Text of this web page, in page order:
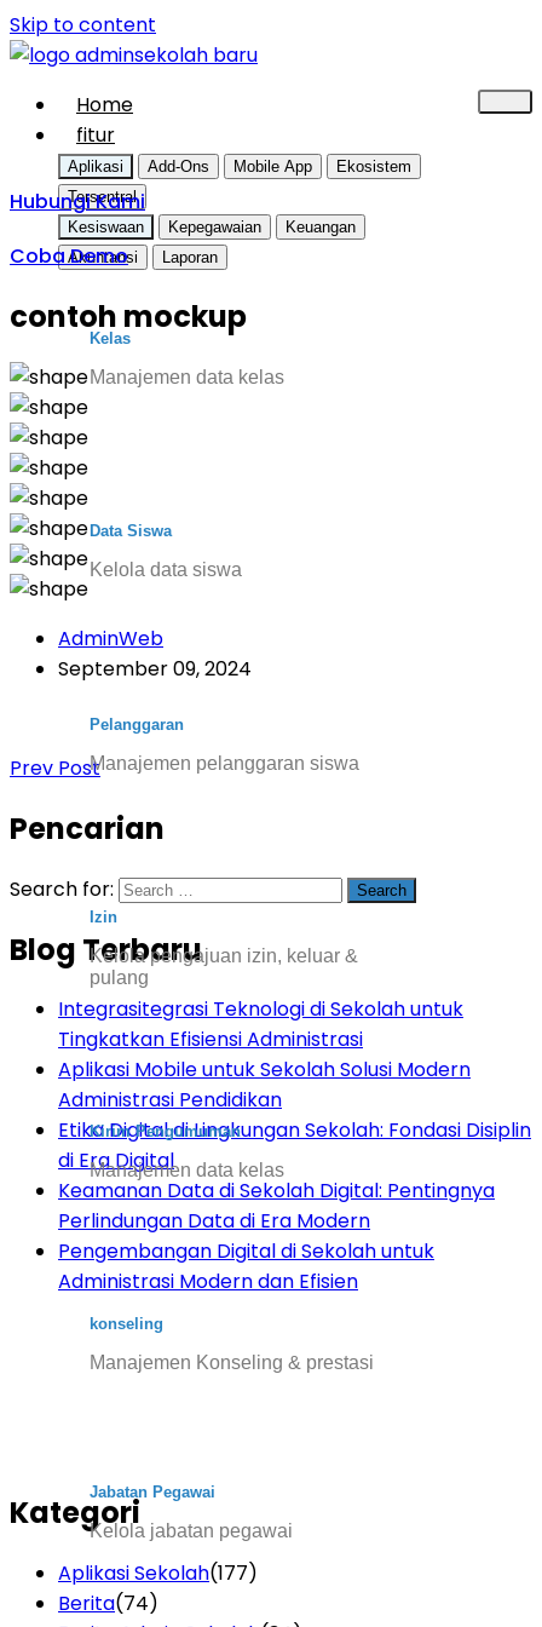
Skip to content
Home
fitur
Aplikasi Add-Ons Mobile App
Ekosistem
Tersentral
Kesiswaan
Kepegawaian
Keuangan
Akuntansi
Laporan
Kelas
Manajemen data kelas
Data Siswa
Kelola data siswa
Pelanggaran
Manajemen pelanggaran siswa
Izin
Kelola pengajuan izin, keluar &
pulang
Kirim Pengumuman
Manajemen data kelas
konseling
Manajemen Konseling & prestasi
Jabatan Pegawai
Kelola jabatan pegawai
Hubungi Kami
Coba Demo
contoh mockup
AdminWeb
September 09, 2024
Prev Post
Pencarian
Search for:
Blog Terbaru
Integrasitegrasi Teknologi di Sekolah untuk
Tingkatkan Efisiensi Administrasi
Aplikasi Mobile untuk Sekolah Solusi Modern
Administrasi Pendidikan
Etika Digital di Lingkungan Sekolah: Fondasi Disiplin
di Era Digital
Keamanan Data di Sekolah Digital: Pentingnya
Perlindungan Data di Era Modern
Pengembangan Digital di Sekolah untuk
Administrasi Modern dan Efisien
Kategori
Aplikasi Sekolah(177)
Berita(74)